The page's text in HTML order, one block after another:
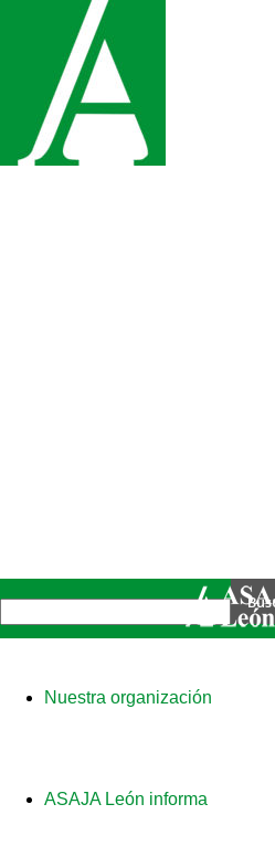
Nuestra organización
ASAJA León informa